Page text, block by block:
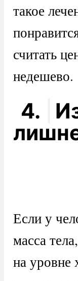
такое
считать
недешево.
4.
Если у
масса
на уровне